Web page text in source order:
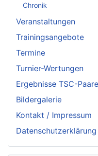
Chronik
Veranstaltungen
Trainingsangebote
Termine
Turnier-Wertungen
Ergebnisse TSC-Paare
Bildergalerie
Kontakt / Impressum
Datenschutzerklärung